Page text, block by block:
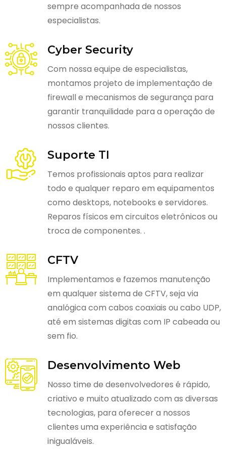
sempre acompanhada de nossos
especialistas.
Cyber Security
Com nossa equipe de especialistas,
montamos projeto de implementação de
firewall e mecanismos de segurança para
garantir tranquilidade para a operação de
nossos clientes.
Suporte TI
Temos profissionais aptos para realizar
todo e qualquer reparo em equipamentos
como desktops, notebooks e servidores.
Reparos físicos em circuitos eletrônicos ou
troca de componentes. .
CFTV
Implementamos e fazemos manutenção
em qualquer sistema de CFTV, seja via
analógica com cabos coaxiais ou cabo UDP,
até em sistemas digitas com IP cabeada ou
sem fio.
Desenvolvimento Web
Nosso time de desenvolvedores é rápido,
criativo e muito atualizado com as diversas
tecnologias, para oferecer a nossos
clientes uma experiência e satisfação
inigualáveis.